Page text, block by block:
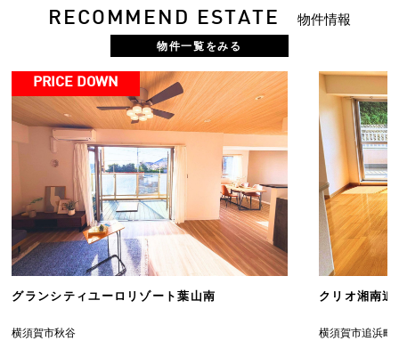
RECOMMEND ESTATE 物件情報
物件一覧をみる
PRICE DOWN
グランシティユーロリゾート葉山南
横須賀市秋谷
クリオ湘南
横須賀市追浜町